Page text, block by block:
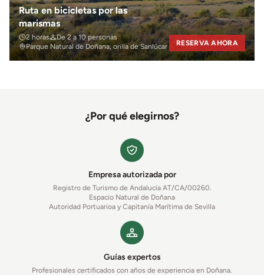
Ruta en bicicletas por las
marismas
2 horas
De 2 a 10 personas
Parque Natural de Doñana, orilla de Sanlúcar
RESERVA AHORA
¿Por qué elegirnos?
Empresa autorizada por
Registro de Turismo de Andalucía AT/CA/00260.
Espacio Natural de Doñana
Autoridad Portuarioa y Capitanía Marítima de Sevilla
Guías expertos
Profesionales certificados con años de experiencia en Doñana.